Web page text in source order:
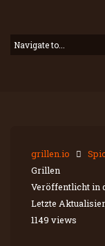
grillen.io
Grillen
Veröffentlicht in
Letzte
1149 views